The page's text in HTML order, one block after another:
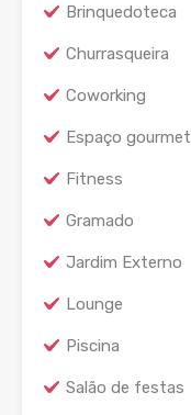
Brinquedoteca
Churrasqueira
Coworking
Espaço gourmet
Fitness
Gramado
Jardim Externo
Lounge
Piscina
Salão de festas